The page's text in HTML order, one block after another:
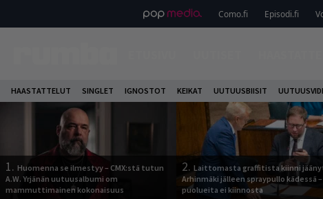
Como.fi Episodi.fi
HAASTATTELUT SINGLET IGNOSTOT KEIKAT UUTUUSBIISIT
1. Huomenna se ilmestyy – CMX:stä tutun
A.W. Yrjänän uutuusalbumi om
mammuttimainen kokonaisuus
2. Laittomasta graffitista kiinni
Arhinmäki jälleen spraypullo kädessä
puolueita ei kiinnosta